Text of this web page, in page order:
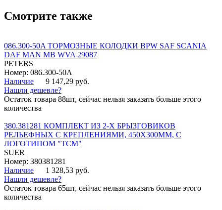
Смотрите также
086.300-50A ТОРМОЗНЫЕ КОЛОДКИ BPW SAF SCANIA
DAF MAN MB WVA 29087
PETERS
Номер: 086.300-50A
Наличие
9 147,29 руб.
Нашли дешевле?
Остаток товара 88шт, сейчас нельзя заказать больше этого
количества
380.381281 КОМПЛЕКТ ИЗ 2-Х БРЫЗГОВИКОВ
РЕЛЬЕФНЫХ С КРЕПЛЕНИЯМИ, 450Х300ММ, С
ЛОГОТИПОМ "ТСМ"
SUER
Номер: 380381281
Наличие
1 328,53 руб.
Нашли дешевле?
Остаток товара 65шт, сейчас нельзя заказать больше этого
количества